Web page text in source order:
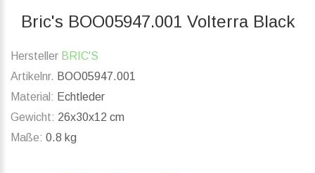
Bric's BOO05947.001 Volterra Black
Hersteller BRIC'S
Artikelnr. BOO05947.001
Material: Echtleder
Gewicht: 26x30x12 cm
Maße: 0.8 kg